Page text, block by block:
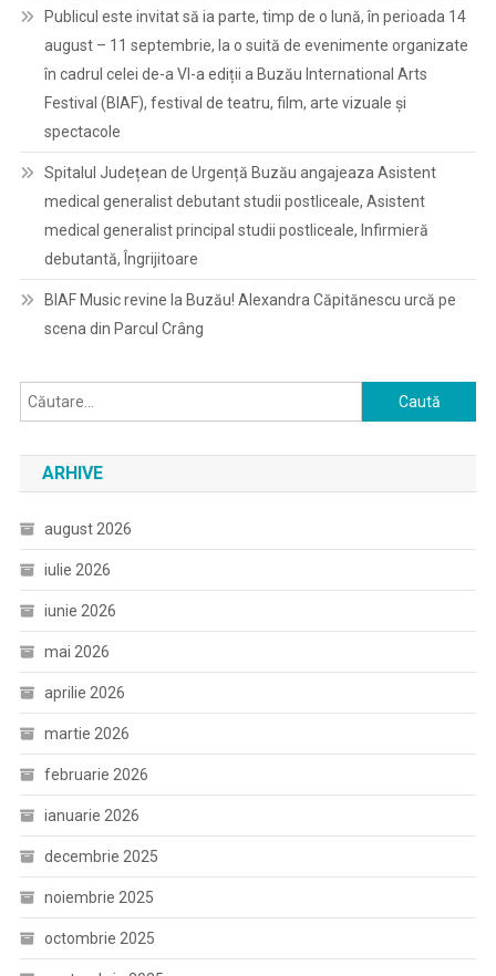
Publicul este invitat să ia parte, timp de o lună, în perioada 14
august – 11 septembrie, la o suită de evenimente organizate
în cadrul celei de-a VI-a ediții a Buzău International Arts
Festival (BIAF), festival de teatru, film, arte vizuale și
spectacole
Spitalul Județean de Urgență Buzău angajeaza Asistent
medical generalist debutant studii postliceale, Asistent
medical generalist principal studii postliceale, Infirmieră
debutantă, Îngrijitoare
BIAF Music revine la Buzău! Alexandra Căpitănescu urcă pe
scena din Parcul Crâng
Caută
după:
ARHIVE
august 2026
iulie 2026
iunie 2026
mai 2026
aprilie 2026
martie 2026
februarie 2026
ianuarie 2026
decembrie 2025
noiembrie 2025
octombrie 2025